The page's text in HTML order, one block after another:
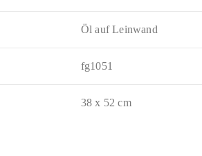
Öl auf Leinwand
fg1051
38 x 52 cm